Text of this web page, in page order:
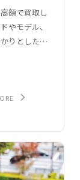
額で買取し
やモデル、
りとした準
、ギター買